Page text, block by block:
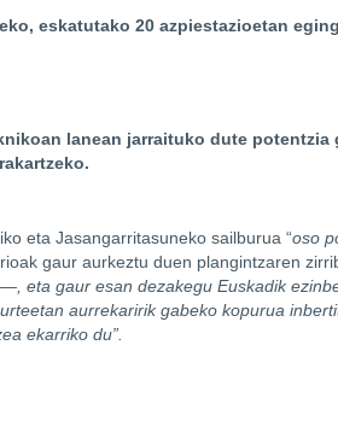
eskatutako 20 azpiestazioetan
lanean jarraituko dute potentzia
eta Jasangarritasuneko sailburua “oso
gaur aurkeztu duen plangintzaren
eta gaur esan dezakegu Euskadik
aurrekaririk gabeko kopurua
ekarriko du”.